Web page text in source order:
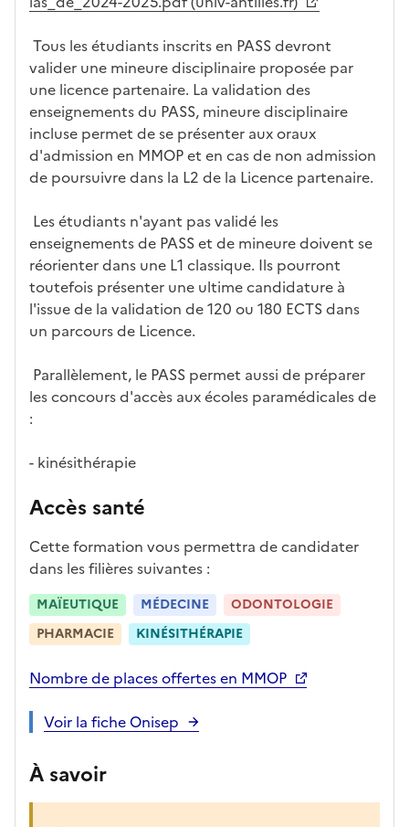
l
z
o
n
e
d
é
r
u
l
a
n
t
i
-
l
p
e
s
e
Tous les étudiants inscrits en PASS devront
valider une mineure disciplinaire proposée par
une licence partenaire. La validation des
enseignements du PASS, mineure disciplinaire
incluse permet de se présenter aux oraux
d'admission en MMOP et en cas de non admission
de poursuivre dans la L2 de la Licence partenaire.
Les étudiants n'ayant pas validé les
enseignements de PASS et de mineure doivent se
réorienter dans une L1 classique. Ils pourront
toutefois présenter une ultime candidature à
l'issue de la validation de 120 ou 180 ECTS dans
un parcours de Licence.
Parallèlement, le PASS permet aussi de préparer
les concours d'accès aux écoles paramédicales de
:
- kinésithérapie
Accès santé
Cette formation vous permettra de candidater
dans les filières suivantes :
MAÏEUTIQUE MÉDECINE
ODONTOLOGIE
PHARMACIE
KINÉSITHÉRAPIE
Nombre de places offertes en MMOP
Voir la fiche Onisep
À savoir